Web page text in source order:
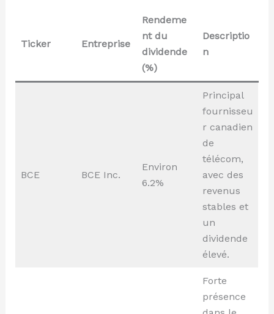
Ticker Entreprise
Rendeme
nt du
dividende
(%)
Descriptio
n
BCE BCE Inc.
Environ
6.2%
Principal
fournisseu
r canadien
de
télécom,
avec des
revenus
stables et
un
dividende
élevé.
Forte
présence